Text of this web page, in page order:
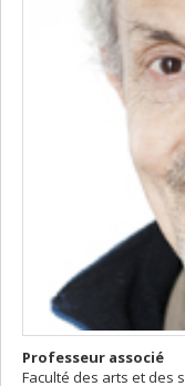
Professeur associé
Faculté des arts et des